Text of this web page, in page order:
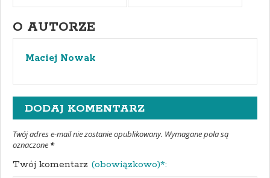
O AUTORZE
Maciej Nowak
DODAJ KOMENTARZ
Twój adres e-mail nie zostanie opublikowany. Wymagane pola są
oznaczone *
Twój komentarz (obowiązkowo)*: